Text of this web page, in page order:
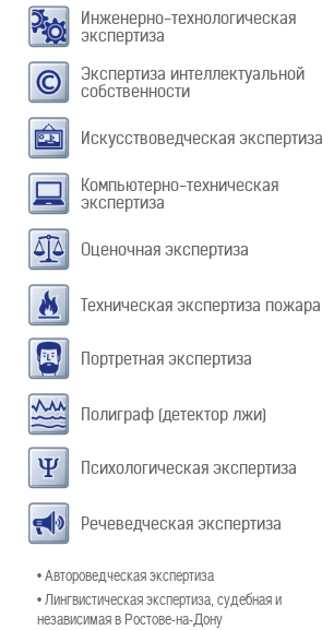
Инженерно-технологическая
экспертиза
Экспертиза интеллектуальной
собственности
Искусствоведческая экспертиза
Компьютерно-техническая
экспертиза
Оценочная экспертиза
Техническая экспертиза пожара
Портретная экспертиза
Полиграф (детектор лжи)
Психологическая экспертиза
Речеведческая экспертиза
• Автороведческая экспертиза
• Лингвистическая экспертиза, судебная и
независимая в Ростове-на-Дону